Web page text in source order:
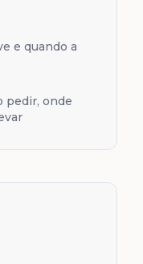
e quando a
pedir, onde